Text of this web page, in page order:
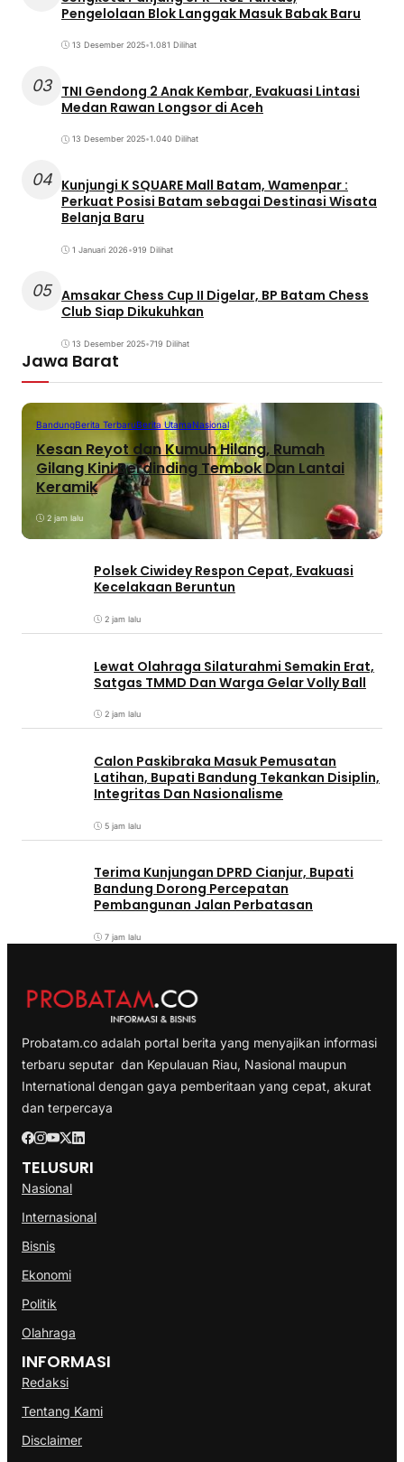
Pengelolaan Blok Langgak Masuk Babak Baru
13 Desember 2025•1.081 Dilihat
03 TNI Gendong 2 Anak Kembar, Evakuasi Lintasi
Medan Rawan Longsor di Aceh
13 Desember 2025•1.040 Dilihat
04 Kunjungi K SQUARE Mall Batam, Wamenpar :
Perkuat Posisi Batam sebagai Destinasi Wisata
Belanja Baru
1 Januari 2026•919 Dilihat
05 Amsakar Chess Cup II Digelar, BP Batam Chess
Club Siap Dikukuhkan
13 Desember 2025•719 Dilihat
Jawa Barat
BandungBerita TerbaruBerita UtamaNasional
Kesan Reyot dan Kumuh Hilang, Rumah
Gilang Kini Berdinding Tembok Dan Lantai
Keramik
2 jam lalu
Polsek Ciwidey Respon Cepat, Evakuasi
Kecelakaan Beruntun
2 jam lalu
Lewat Olahraga Silaturahmi Semakin Erat,
Satgas TMMD Dan Warga Gelar Volly Ball
2 jam lalu
Calon Paskibraka Masuk Pemusatan
Latihan, Bupati Bandung Tekankan Disiplin,
Integritas Dan Nasionalisme
5 jam lalu
Terima Kunjungan DPRD Cianjur, Bupati
Bandung Dorong Percepatan
Pembangunan Jalan Perbatasan
7 jam lalu
Probatam.co adalah portal berita yang menyajikan informasi
terbaru seputar dan Kepulauan Riau, Nasional maupun
International dengan gaya pemberitaan yang cepat, akurat
dan terpercaya
TELUSURI
Nasional
Internasional
Bisnis
Ekonomi
Politik
Olahraga
INFORMASI
Redaksi
Tentang Kami
Disclaimer